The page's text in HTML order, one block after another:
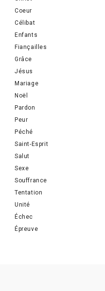
Coeur
Célibat
Enfants
Fiançailles
Grâce
Jésus
Mariage
Noël
Pardon
Peur
Péché
Saint-Esprit
Salut
Sexe
Souffrance
Tentation
Unité
Échec
Épreuve